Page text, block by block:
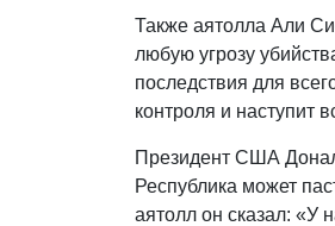
Также аятолла Али
любую угрозу
последствия для
контроля и наступит
Президент США
Республика может
аятолл он сказал: «У